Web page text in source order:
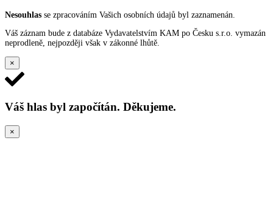
Nesouhlas se zpracováním Vašich osobních údajů byl zaznamenán.
Váš záznam bude z databáze Vydavatelstvím KAM po Česku s.r.o. vymazán
neprodleně, nejpozději však v zákonné lhůtě.
×
Váš hlas byl započítán. Děkujeme.
×